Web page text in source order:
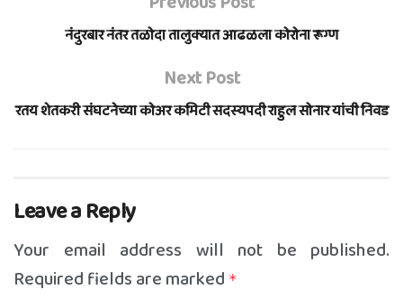
नंदुरबार नंतर तळोदा तालुक्यात आढळला कोरोना रूग्ण
Next Post
रतय शेतकरी संघटनेच्या कोअर कमिटी सदस्यपदी राहुल सोनार यांची निवड
Leave a Reply
Your email address will not be published.
Required fields are marked *